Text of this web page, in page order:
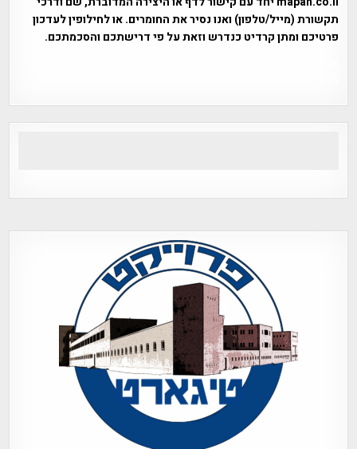
תקשורת (מייל/טלפון) ואנו נסיר את החומרים. או לחילופין לעדכון
פרטיכם ומתן קרדיט כנדרש וזאת על פי דרישתכם והסכמתכם.